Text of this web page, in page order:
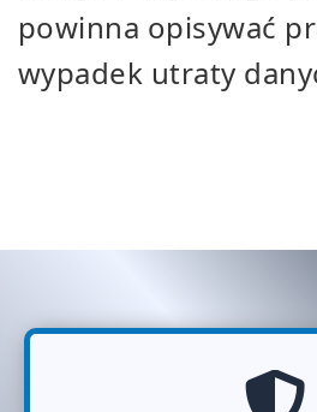
powinna opisywać
wypadek utraty